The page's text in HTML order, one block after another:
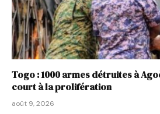
Togo : 1000 armes détruites à
court à la prolifération
août 9, 2026